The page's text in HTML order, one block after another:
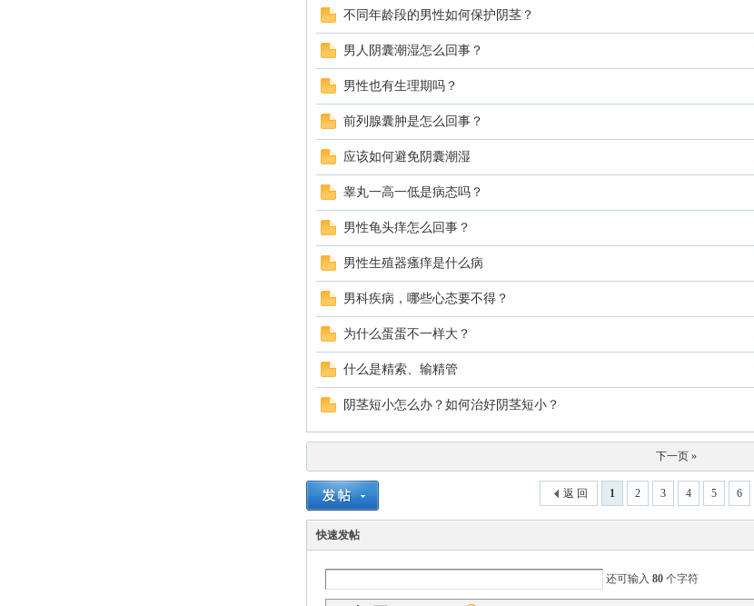
不同年龄段的男性如何保护阴茎？
男人阴囊潮湿怎么回事？
男性也有生理期吗？
前列腺囊肿是怎么回事？
应该如何避免阴囊潮湿
睾丸一高一低是病态吗？
男性龟头痒怎么回事？
男性生殖器瘙痒是什么病
男科疾病，哪些心态要不得？
为什么蛋蛋不一样大？
什么是精索、输精管
阴茎短小怎么办？如何治好阴茎短小？
下一页 »
1 2 3 4 5 6
返 回
快速发帖
还可输入 80 个字符